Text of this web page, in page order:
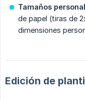
Tamaños
de papel (tiras de
dimensiones
Edición de